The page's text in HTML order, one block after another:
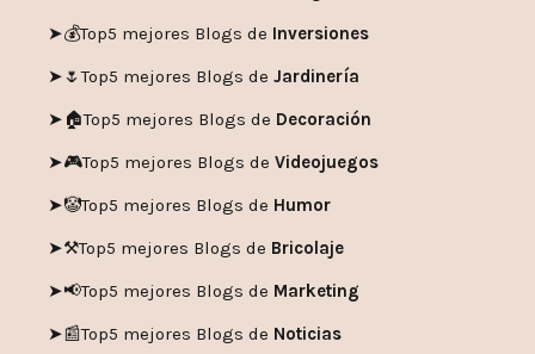
➤🐶Top5 mejores Blogs de Mascotas
➤👩‍👧‍👦 Top5 mejores Blogs deMaternidad
➤📷Top5 mejores Blogs de
Fotografía
➤💰Top5 mejores Blogs de
Inversiones
➤🌷Top5 mejores Blogs de Jardinería
➤🏠Top5 mejores Blogs deDecoración
➤🎮Top5 mejores Blogs de Videojuegos
➤🤡Top5 mejores Blogs de Humor